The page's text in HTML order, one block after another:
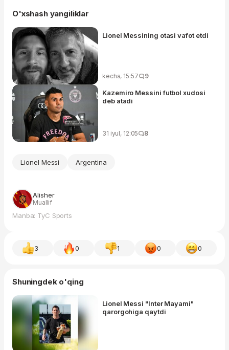
O'xshash yangiliklar
Lionel Messining otasi vafot etdi
kecha, 15:57 9
Kazemiro Messini futbol xudosi
deb atadi
31 iyul, 12:05 8
Lionel Messi Argentina
Alisher
Muallif
Manba: TyC Sports
3 0 1 0 0
Shuningdek o'qing
Lionel Messi "Inter Mayami"
qarorgohiga qaytdi